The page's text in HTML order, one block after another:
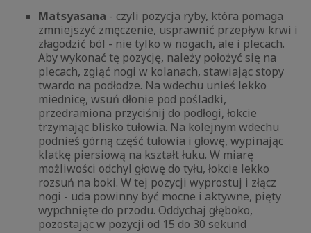
Matsyasana - czyli pozycja ryby, która pomaga
zmniejszyć zmęczenie, usprawnić przepływ krwi i
złagodzić ból - nie tylko w nogach, ale i plecach.
Aby wykonać tę pozycję, należy położyć się na
plecach, zgiąć nogi w kolanach, stawiając stopy
twardo na podłodze. Na wdechu unieś lekko
miednicę, wsuń dłonie pod pośladki,
przedramiona przyciśnij do podłogi, łokcie
trzymając blisko tułowia. Na kolejnym wdechu
podnieś górną część tułowia i głowę, wypinając
klatkę piersiową na kształt łuku. W miarę
możliwości odchyl głowę do tyłu, łokcie lekko
rozsuń na boki. W tej pozycji wyprostuj i złącz
nogi - uda powinny być mocne i aktywne, pięty
wypchnięte do przodu. Oddychaj głęboko,
pozostając w pozycji od 15 do 30 sekund